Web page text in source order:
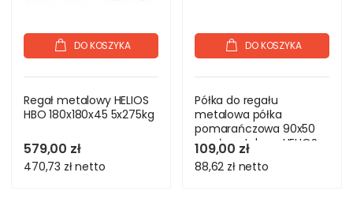
DO KOSZYKA
Regał metalowy HELIOS
HBO 180x180x45 5x275kg
579,00 zł
470,73 złnetto
DO KOSZYKA
Półka do regału
metalowa półka
pomarańczowa 90x50
regał metalowy HELIOS
350
109,00 zł
88,62 zł netto